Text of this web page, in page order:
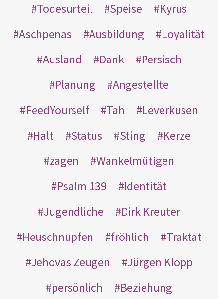
Todesurteil
Speise
Kyrus
Aschpenas
Ausbildung
Loyalität
Ausland
Dank
Persisch
Planung
Angestellte
FeedYourself
Tah
Leverkusen
Halt
Status Sting
Kerze
zagen
Wankelmütigen
Psalm 139
Identität
Jugendliche
Dirk Kreuter
Heuschnupfen
fröhlich
Traktat
Jehovas Zeugen
Jürgen Klopp
persönlich
Beziehung